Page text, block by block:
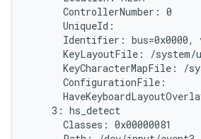
      ControllerNumber: 0
      UniqueId:
Identifier: bus=0x0000,
KeyLayoutFile: /
KeyCharacterMapFile: /
      ConfigurationFile:
    3: hs_detect
      Classes: 0x00000081